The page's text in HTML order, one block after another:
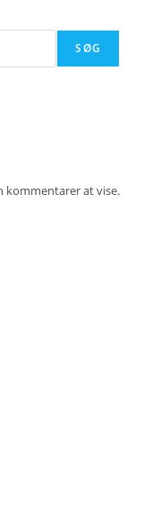
SØG
kommentarer at vise.